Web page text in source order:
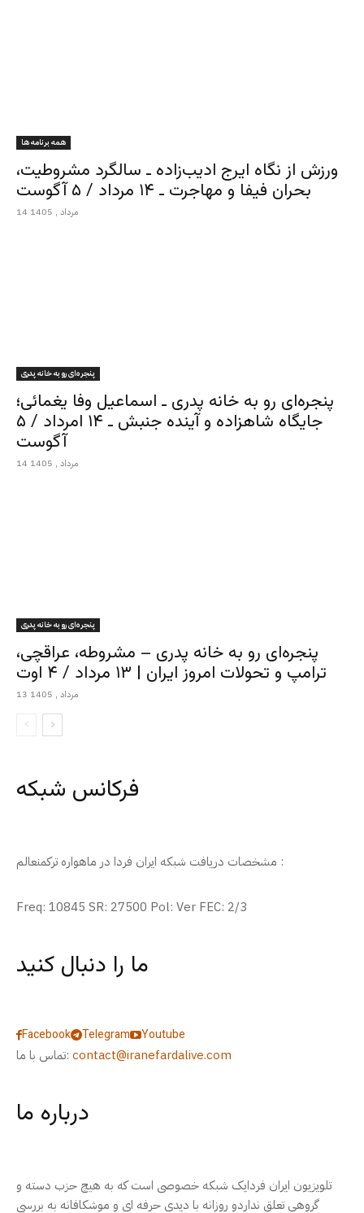
همه برنامه ها
ورزش از نگاه ایرج ادیب‌زاده ـ سالگرد مشروطیت،
بحران فیفا و مهاجرت ـ ۱۴ مرداد / ۵ آگوست
14 مرداد , 1405
پنجره‌ای رو به خانه پدری
پنجره‌ای رو به خانه پدری ـ اسماعیل وفا یغمائی؛
جایگاه شاهزاده و آینده جنبش ـ ۱۴ امرداد / ۵
آگوست
14 مرداد , 1405
پنجره‌ای رو به خانه پدری
پنجره‌ای رو به خانه پدری – مشروطه، عراقچی،
ترامپ و تحولات امروز ایران | ۱۳ مرداد / ۴ اوت
13 مرداد , 1405
فرکانس شبکه
مشخصات دریافت شبکه ایران فردا در ماهواره ترکمنعالم :
Freq: 10845 SR: 27500 Pol: Ver FEC: 2/3
ما را دنبال کنید
Facebook Telegram
Youtube
تماس با ما: contact@iranefardalive.com
درباره ما
تلویزیون ایران فردایک شبکه خصوصی است که به هیچ حزب دسته و
گروهی تعلق نداردو روزانه با دیدی حرفه ای و موشکافانه به بررسی